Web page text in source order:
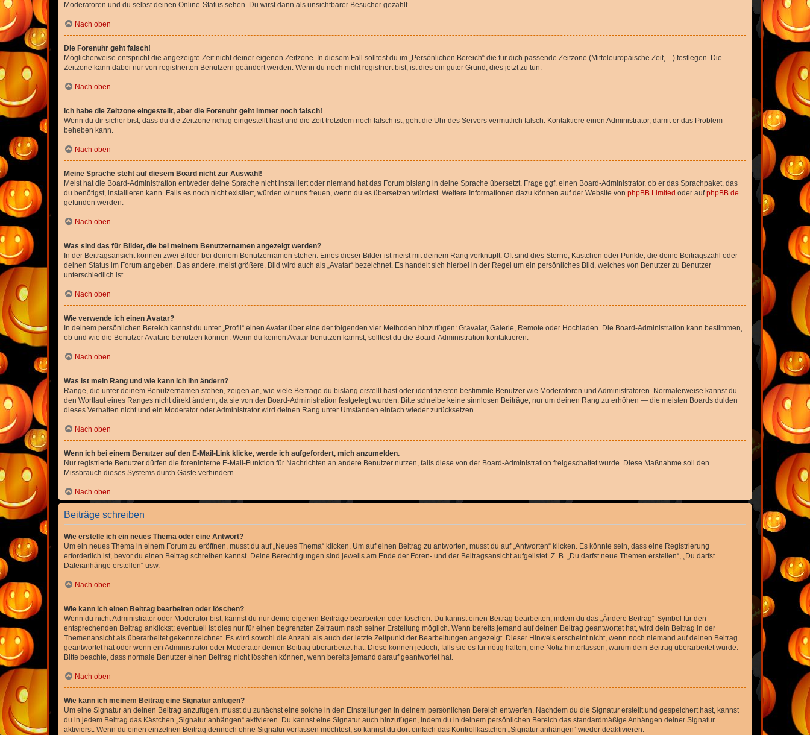
Moderatoren und du selbst deinen Online-Status sehen. Du wirst dann als unsichtbarer Besucher gezählt.
Nach oben
Die Forenuhr geht falsch!
Möglicherweise entspricht die angezeigte Zeit nicht deiner eigenen Zeitzone. In diesem Fall solltest du im „Persönlichen Bereich“ die für dich passende Zeitzone (Mitteleuropäische Zeit, ...) festlegen. Die
Zeitzone kann dabei nur von registrierten Benutzern geändert werden. Wenn du noch nicht registriert bist, ist dies ein guter Grund, dies jetzt zu tun.
Nach oben
Ich habe die Zeitzone eingestellt, aber die Forenuhr geht immer noch falsch!
Wenn du dir sicher bist, dass du die Zeitzone richtig eingestellt hast und die Zeit trotzdem noch falsch ist, geht die Uhr des Servers vermutlich falsch. Kontaktiere einen Administrator, damit er das Problem
beheben kann.
Nach oben
Meine Sprache steht auf diesem Board nicht zur Auswahl!
Meist hat die Board-Administration entweder deine Sprache nicht installiert oder niemand hat das Forum bislang in deine Sprache übersetzt. Frage ggf. einen Board-Administrator, ob er das Sprachpaket, das
du benötigst, installieren kann. Falls es noch nicht existiert, würden wir uns freuen, wenn du es übersetzen würdest. Weitere Informationen dazu können auf der Website von phpBB Limited oder aufphpBB.de
gefunden werden.
Nach oben
Was sind das für Bilder, die bei meinem Benutzernamen angezeigt werden?
In der Beitragsansicht können zwei Bilder bei deinem Benutzernamen stehen. Eines dieser Bilder ist meist mit deinem Rang verknüpft: Oft sind dies Sterne, Kästchen oder Punkte, die deine Beitragszahl oder
deinen Status im Forum angeben. Das andere, meist größere, Bild wird auch als „Avatar“ bezeichnet. Es handelt sich hierbei in der Regel um ein persönliches Bild, welches von Benutzer zu Benutzer
unterschiedlich ist.
Nach oben
Wie verwende ich einen Avatar?
In deinem persönlichen Bereich kannst du unter „Profil“ einen Avatar über eine der folgenden vier Methoden hinzufügen: Gravatar, Galerie, Remote oder Hochladen. Die Board-Administration kann bestimmen,
ob und wie die Benutzer Avatare benutzen können. Wenn du keinen Avatar benutzen kannst, solltest du die Board-Administration kontaktieren.
Nach oben
Was ist mein Rang und wie kann ich ihn ändern?
Ränge, die unter deinem Benutzernamen stehen, zeigen an, wie viele Beiträge du bislang erstellt hast oder identifizieren bestimmte Benutzer wie Moderatoren und Administratoren. Normalerweise kannst du
den Wortlaut eines Ranges nicht direkt ändern, da sie von der Board-Administration festgelegt wurden. Bitte schreibe keine sinnlosen Beiträge, nur um deinen Rang zu erhöhen — die meisten Boards dulden
dieses Verhalten nicht und ein Moderator oder Administrator wird deinen Rang unter Umständen einfach wieder zurücksetzen.
Nach oben
Wenn ich bei einem Benutzer auf den E-Mail-Link klicke, werde ich aufgefordert, mich anzumelden.
Nur registrierte Benutzer dürfen die foreninterne E-Mail-Funktion für Nachrichten an andere Benutzer nutzen, falls diese von der Board-Administration freigeschaltet wurde. Diese Maßnahme soll den
Missbrauch dieses Systems durch Gäste verhindern.
Nach oben
Beiträge schreiben
Wie erstelle ich ein neues Thema oder eine Antwort?
Um ein neues Thema in einem Forum zu eröffnen, musst du auf „Neues Thema“ klicken. Um auf einen Beitrag zu antworten, musst du auf „Antworten“ klicken. Es könnte sein, dass eine Registrierung
erforderlich ist, bevor du einen Beitrag schreiben kannst. Deine Berechtigungen sind jeweils am Ende der Foren- und der Beitragsansicht aufgelistet. Z. B. „Du darfst neue Themen erstellen“, „Du darfst
Dateianhänge erstellen“ usw.
Nach oben
Wie kann ich einen Beitrag bearbeiten oder löschen?
Wenn du nicht Administrator oder Moderator bist, kannst du nur deine eigenen Beiträge bearbeiten oder löschen. Du kannst einen Beitrag bearbeiten, indem du das „Ändere Beitrag“-Symbol für den
entsprechenden Beitrag anklickst; eventuell ist dies nur für einen begrenzten Zeitraum nach seiner Erstellung möglich. Wenn bereits jemand auf deinen Beitrag geantwortet hat, wird dein Beitrag in der
Themenansicht als überarbeitet gekennzeichnet. Es wird sowohl die Anzahl als auch der letzte Zeitpunkt der Bearbeitungen angezeigt. Dieser Hinweis erscheint nicht, wenn noch niemand auf deinen Beitrag
geantwortet hat oder wenn ein Administrator oder Moderator deinen Beitrag überarbeitet hat. Diese können jedoch, falls sie es für nötig halten, eine Notiz hinterlassen, warum dein Beitrag überarbeitet wurde.
Bitte beachte, dass normale Benutzer einen Beitrag nicht löschen können, wenn bereits jemand darauf geantwortet hat.
Nach oben
Wie kann ich meinem Beitrag eine Signatur anfügen?
Um eine Signatur an deinen Beitrag anzufügen, musst du zunächst eine solche in den Einstellungen in deinem persönlichen Bereich entwerfen. Nachdem du die Signatur erstellt und gespeichert hast, kannst
du in jedem Beitrag das Kästchen „Signatur anhängen“ aktivieren. Du kannst eine Signatur auch hinzufügen, indem du in deinem persönlichen Bereich das standardmäßige Anhängen deiner Signatur
aktivierst. Wenn du einen einzelnen Beitrag dennoch ohne Signatur verfassen möchtest, so kannst du dort einfach das Kontrollkästchen „Signatur anhängen“ wieder deaktivieren.